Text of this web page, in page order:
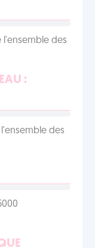
l'ensemble des
:
des